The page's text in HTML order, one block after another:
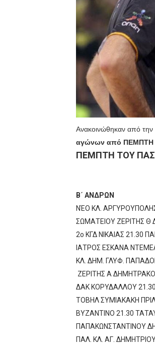
ΧΡΟΝΙΑ
Ο
U21:
Play
Ανακοινώθηκαν από την
αγώνων από ΠΕΜΠΤΗ
ΠΕΜΠΤΗ ΤΟΥ
Β΄ ΑΝΔΡΩΝ
ΝΈΟ ΚΛ.
ΣΩΜΑΤΕΙΟΥ ΖΕΡΙΤΗΣ
2ο ΚΓΔ ΝΙΚΑΙΑΣ
ΙΑΤΡΟΣ ΕΣΚΑΝΑ
ΚΛ. ΔΗΜ. ΓΛΥΦ.
ΖΕΡΙΤΗΣ Α
ΔΑΚ ΚΟΡΥΔΑΛΛΟΥ
ΤΟΒΗΛ ΣΥΜΙΑΚΑΚΗ
ΒΥΖΑΝΤΙΝΟ 21.30
ΠΑΠΑΚΩΝΣΤΑΝΤΙΝΟΥ
ΠΑΛ. ΚΛ. ΑΓ.